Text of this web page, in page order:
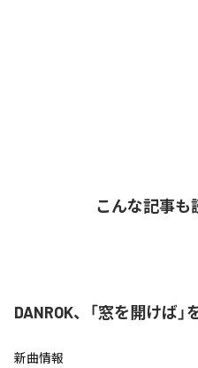
こんな記事も
DANROK、「窓を開けば
新曲情報